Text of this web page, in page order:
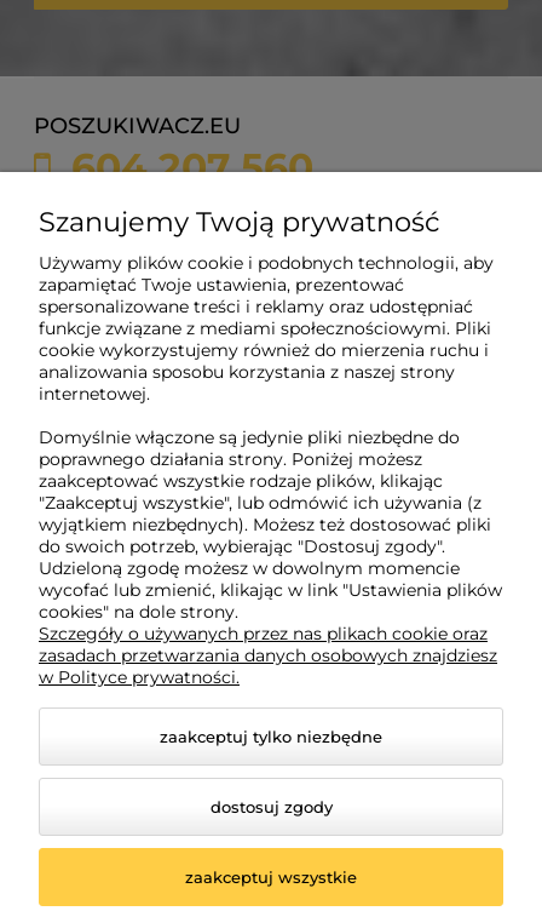
POSZUKIWACZ.EU
604 207 560
ul. Żychonia 9,
85-791 Bydgoszcz,
woj. kujawsko-pomorskie
NIP: 5882358633
REGON: 221079690
O nas
Obsługa klienta
Pomoc
Moje konto
Szanujemy Twoją prywatność
Używamy plików cookie i podobnych technologii, aby
zapamiętać Twoje ustawienia, prezentować
spersonalizowane treści i reklamy oraz udostępniać
funkcje związane z mediami społecznościowymi. Pliki
cookie wykorzystujemy również do mierzenia ruchu i
analizowania sposobu korzystania z naszej strony
internetowej.
Domyślnie włączone są jedynie pliki niezbędne do
poprawnego działania strony. Poniżej możesz
zaakceptować wszystkie rodzaje plików, klikając
"Zaakceptuj wszystkie", lub odmówić ich używania (z
wyjątkiem niezbędnych). Możesz też dostosować pliki
do swoich potrzeb, wybierając "Dostosuj zgody".
Udzieloną zgodę możesz w dowolnym momencie
wycofać lub zmienić, klikając w link "Ustawienia plików
cookies" na dole strony.
Szczegóły o używanych przez nas plikach cookie oraz
zasadach przetwarzania danych osobowych znajdziesz
w Polityce prywatności.
zaakceptuj tylko niezbędne
dostosuj zgody
zaakceptuj wszystkie